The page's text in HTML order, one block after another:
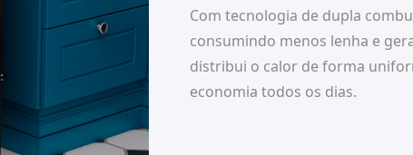
Com tecnologia de dupla
consumindo menos lenha e
distribui o calor de forma
economia todos os dias.